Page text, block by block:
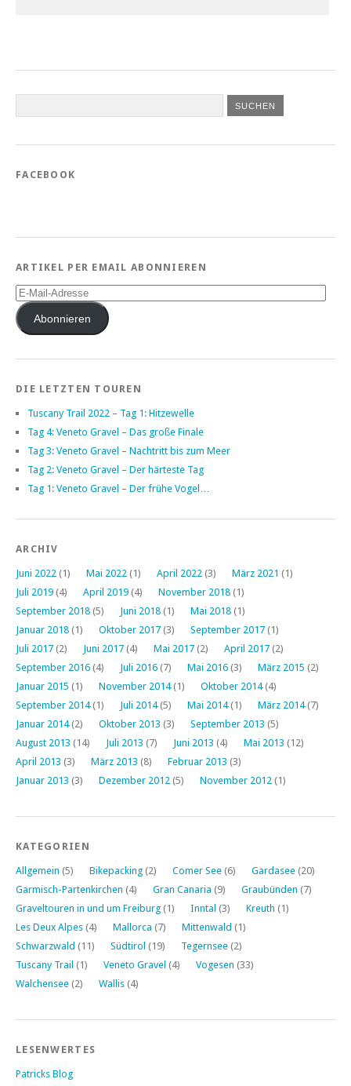
FACEBOOK
ARTIKEL PER EMAIL ABONNIEREN
E-
Mail-
AdresseAbonnieren
DIE LETZTEN TOUREN
Tuscany Trail 2022 – Tag 1: Hitzewelle
Tag 4: Veneto Gravel – Das große Finale
Tag 3: Veneto Gravel – Nachtritt bis zum Meer
Tag 2: Veneto Gravel – Der härteste Tag
Tag 1: Veneto Gravel – Der frühe Vogel…
ARCHIV
Juni 2022 (1) Mai 2022 (1) April 2022 (3) März 2021 (1)
Juli 2019 (4) April 2019 (4) November 2018 (1)
September 2018 (5) Juni 2018 (1) Mai 2018 (1)
Januar 2018 (1) Oktober 2017 (3) September 2017 (1)
Juli 2017 (2) Juni 2017 (4) Mai 2017 (2) April 2017 (2)
September 2016 (4) Juli 2016 (7) Mai 2016 (3) März 2015 (2)
Januar 2015 (1) November 2014(1) Oktober 2014(4)
September 2014(1) Juli 2014(5) Mai 2014(1) März 2014(7)
Januar 2014(2) Oktober 2013 (3) September 2013 (5)
August 2013 (14) Juli 2013 (7) Juni 2013 (4) Mai 2013 (12)
April 2013 (3) März 2013 (8) Februar 2013 (3)
Januar 2013 (3) Dezember 2012 (5) November 2012 (1)
KATEGORIEN
Allgemein (5) Bikepacking (2) Comer See (6) Gardasee (20)
Garmisch-Partenkirchen (4) Gran Canaria (9) Graubünden (7)
Graveltouren in und um Freiburg (1) Inntal (3) Kreuth (1)
Les Deux Alpes (4) Mallorca (7) Mittenwald (1)
Schwarzwald (11) Südtirol (19) Tegernsee (2)
Tuscany Trail (1) Veneto Gravel (4) Vogesen (33)
Walchensee (2) Wallis (4)
LESENWERTES
Patricks Blog